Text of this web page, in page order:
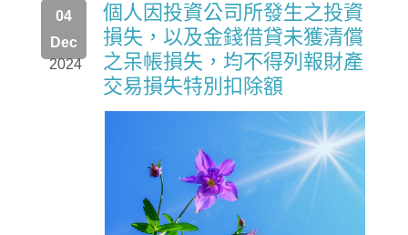
2024
04
Dec
個人因投資公司所發生之投資
損失，以及金錢借貸未獲清償
之呆帳損失，均不得列報財產
交易損失特別扣除額